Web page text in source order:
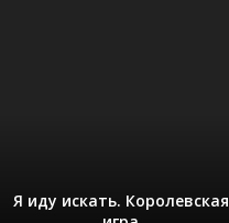
Я иду искать. Королевская